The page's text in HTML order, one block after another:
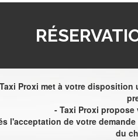
Proxi met à votre disposition
- Taxi Proxi
l'acceptation de votre
du